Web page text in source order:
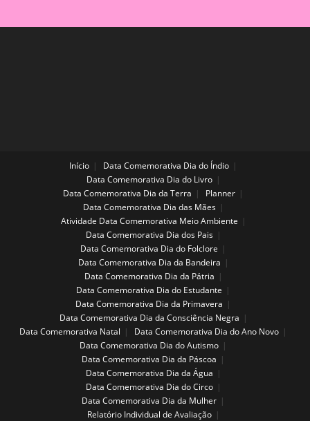
Início
Data Comemorativa Dia do Índio
Data Comemorativa Dia do Livro
Data Comemorativa Dia da Terra
Planner
Data Comemorativa Dia das Mães
Atividade Data Comemorativa Meio Ambiente
Data Comemorativa Dia dos Pais
Data Comemorativa Dia do Folclore
Data Comemorativa Dia da Bandeira
Data Comemorativa Dia da Pátria
Data Comemorativa Dia do Estudante
Data Comemorativa Dia da Primavera
Data Comemorativa Dia da Consciência Negra
Data Comemorativa Natal
Data Comemorativa Dia do Ano Novo
Data Comemorativa Dia do Autismo
Data Comemorativa Dia da Páscoa
Data Comemorativa Dia da Água
Data Comemorativa Dia do Circo
Data Comemorativa Dia da Mulher
Relatório Individual de Avaliação